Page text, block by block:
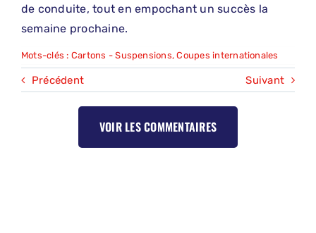
de conduite, tout en empochant un succès la
semaine prochaine.
Mots-clés : Cartons - Suspensions,Coupes internationales
Précédent Suivant
VOIR LES COMMENTAIRES